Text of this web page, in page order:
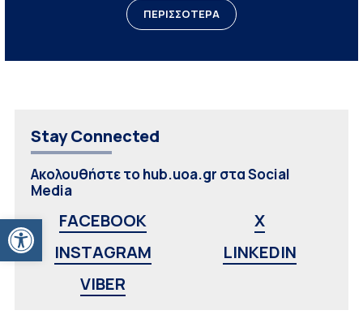
Ανοίξτε τη γραμμή εργαλείων
ΠΕΡΙΣΣΟΤΕΡΑ
Stay Connected
Ακολουθήστε το hub.uoa.gr στα Social
Media
FACEBOOK
X
INSTAGRAM
LINKEDIN
VIBER